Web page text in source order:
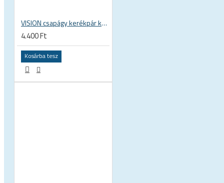
CIPŐK VISION csapágy kerékpár kerék kerékagy 17x30x7 mm 30 x 17 x 7 mm 6903 RS RZ ISB 752-13353ISB
4.400 Ft
Kosárba tesz